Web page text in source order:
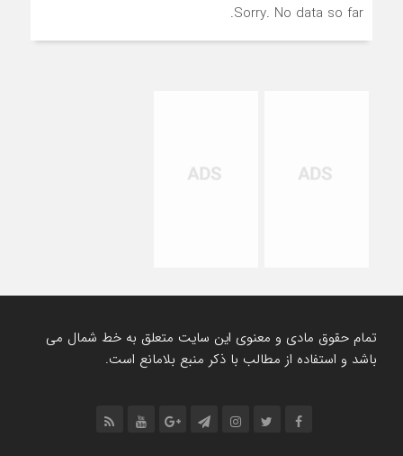
Sorry. No data so far.
تمام حقوق مادی و معنوی این سایت متعلق به خط شمال می
باشد و استفاده از مطالب با ذکر منبع بلامانع است.